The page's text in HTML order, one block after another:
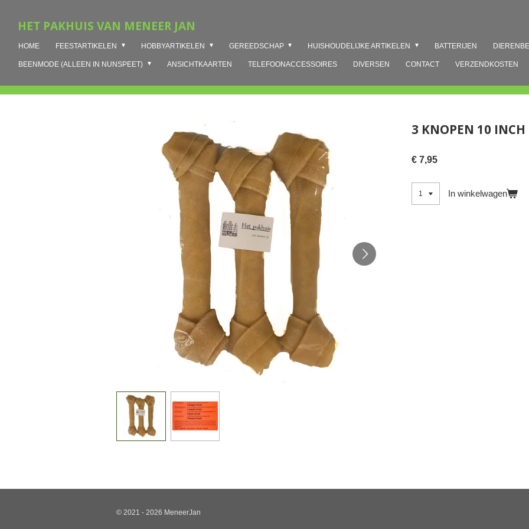
direct
hoofdinhoud
HET PAKHUIS VAN MENEER JAN
HOME FEESTARTIKELEN HOBBYARTIKELEN GEREEDSCHAP HUISHOUDELIJKE ARTIKELEN BATTERIJEN
BEENMODE (ALLEEN IN NUNSPEET) ANSICHTKAARTEN TELEFOONACCESSOIRES DIVERSEN CONTACT VERZENDKOSTEN
3 KNOPEN 10 INCH
€ 7,95
In winkelwagen
© 2021 - 2026 MeneerJan